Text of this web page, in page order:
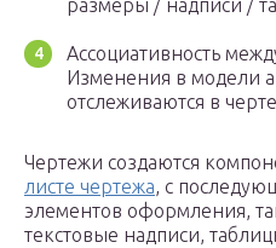
размеры / надписи /
Ассоциативность
Изменения в модели
отслеживаются в
Чертежи создаются
листе чертежа, с
элементов оформления,
текстовые надписи,